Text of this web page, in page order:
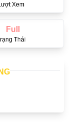
Xem
Thái
Full